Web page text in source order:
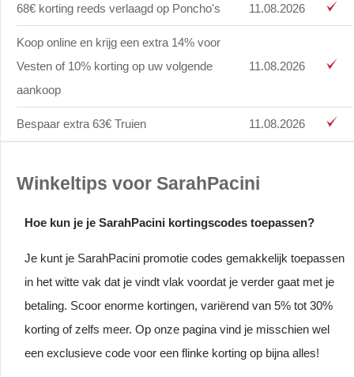
68€ korting reeds verlaagd op Poncho's 11.08.2026
Koop online en krijg een extra 14% voor
Vesten of 10% korting op uw volgende
aankoop
11.08.2026
Bespaar extra 63€ Truien 11.08.2026
Winkeltips voor SarahPacini
Hoe kun je je SarahPacini kortingscodes toepassen?
Je kunt je SarahPacini promotie codes gemakkelijk toepassen
in het witte vak dat je vindt vlak voordat je verder gaat met je
betaling. Scoor enorme kortingen, variërend van 5% tot 30%
korting of zelfs meer. Op onze pagina vind je misschien wel
een exclusieve code voor een flinke korting op bijna alles!